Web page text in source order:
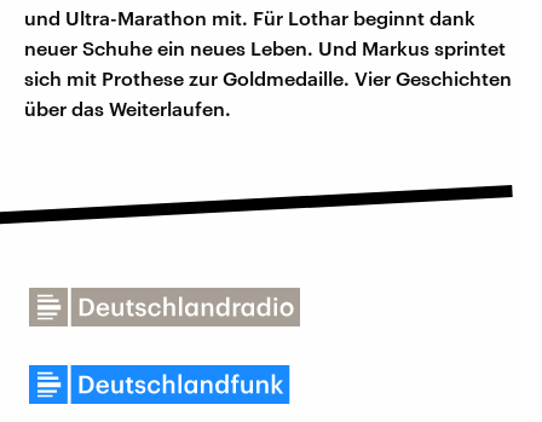
und Ultra-Marathon mit. Für Lothar beginnt dank
neuer Schuhe ein neues Leben. Und Markus sprintet
sich mit Prothese zur Goldmedaille. Vier Geschichten
über das Weiterlaufen.